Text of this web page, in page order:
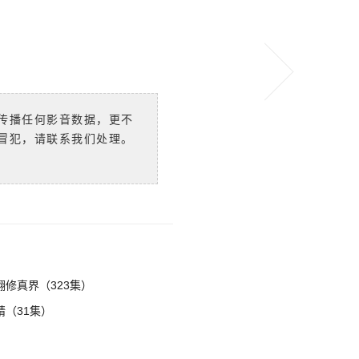
播任何影音数据，更不
，请联系我们处理。
真界（323集）
31集）